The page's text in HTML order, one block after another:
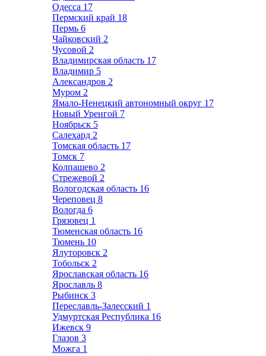
Одесса 17
Пермский край 18
Пермь 6
Чайковский 2
Чусовой 2
Владимирская область 17
Владимир 5
Александров 2
Муром 2
Ямало-Ненецкий автономный округ 17
Новый Уренгой 7
Ноябрьск 5
Салехард 2
Томская область 17
Томск 7
Колпашево 2
Стрежевой 2
Вологодская область 16
Череповец 8
Вологда 6
Грязовец 1
Тюменская область 16
Тюмень 10
Ялуторовск 2
Тобольск 2
Ярославская область 16
Ярославль 8
Рыбинск 3
Переславль-Залесский 1
Удмуртская Республика 16
Ижевск 9
Глазов 3
Можга 1